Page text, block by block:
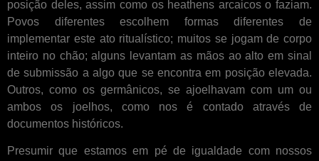
posição deles, assim como os heathens arcaicos o faziam.
Povos diferentes escolhem formas diferentes de
implementar este ato ritualístico; muitos se jogam de corpo
inteiro no chão; alguns levantam as mãos ao alto em sinal
de submissão a algo que se encontra em posição elevada.
Outros, como os germânicos, se ajoelhavam com um ou
ambos os joelhos, como nos é contado através de
documentos históricos.
Presumir que estamos em pé de igualdade com nossos